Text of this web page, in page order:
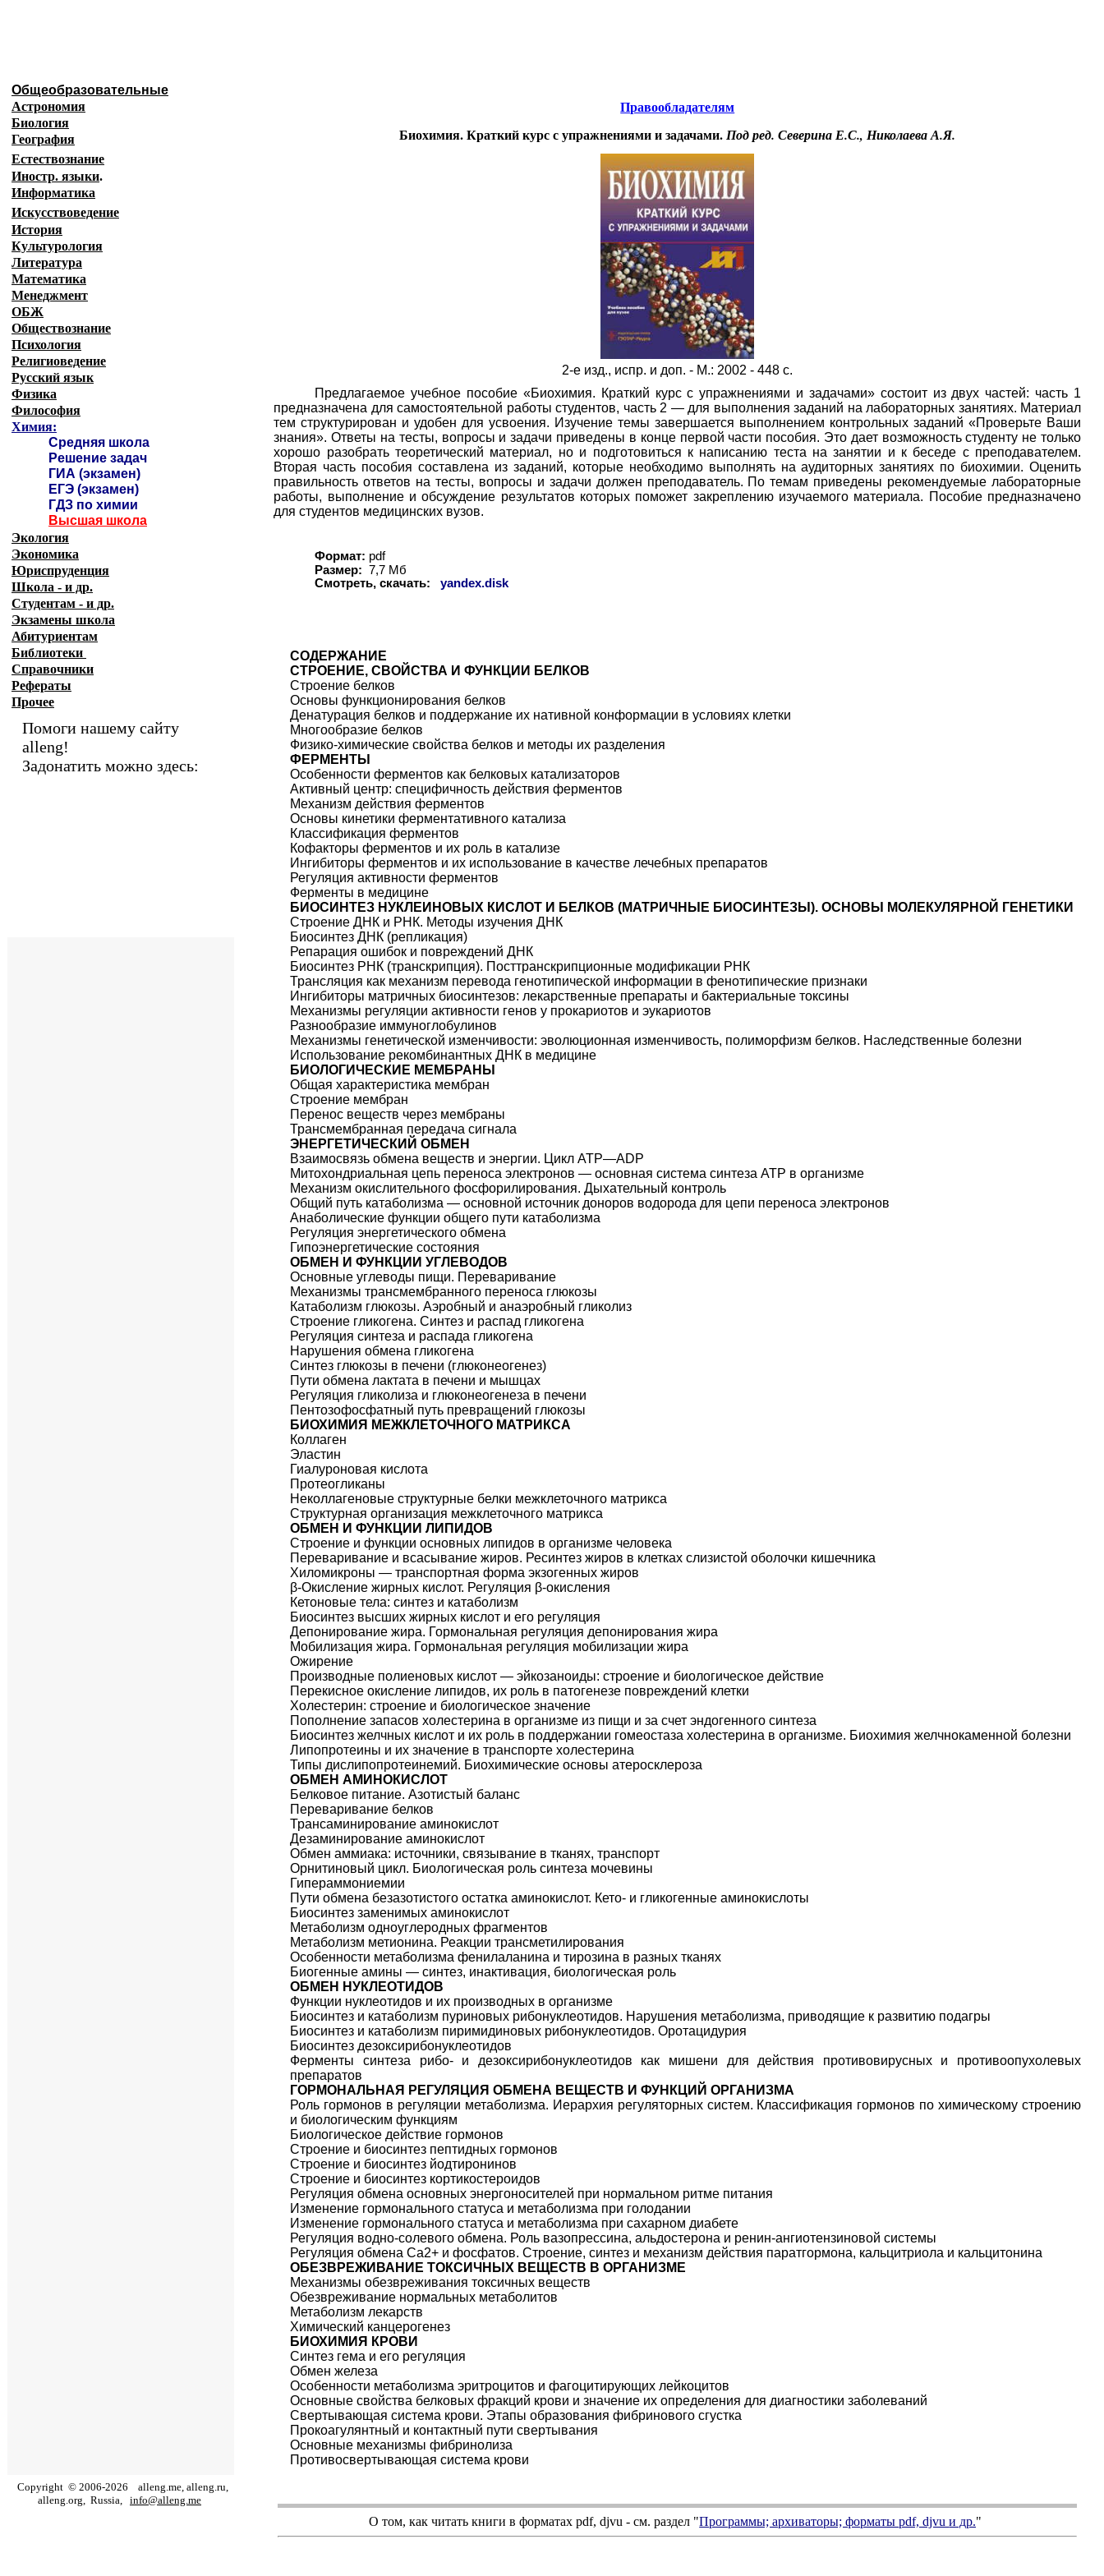
Правообладателям
Биохимия. Краткий курс с упражнениями и задачами.Под ред. Северина Е.С., Николаева А.Я.
2-е изд., испр. и доп. - М.: 2002 - 448 с.
Предлагаемое учебное пособие «Биохимия. Краткий курс с упражнениями и задачами» состоит из двух частей: часть 1
предназначена для самостоятельной работы студентов, часть 2 — для выполнения заданий на лабораторных занятиях. Материал
тем структурирован и удобен для усвоения. Изучение темы завершается выполнением контрольных заданий «Проверьте Ваши
знания». Ответы на тесты, вопросы и задачи приведены в конце первой части пособия. Это дает возможность студенту не только
хорошо разобрать теоретический материал, но и подготовиться к написанию теста на занятии и к беседе с преподавателем.
Вторая часть пособия составлена из заданий, которые необходимо выполнять на аудиторных занятиях по биохимии. Оценить
правильность ответов на тесты, вопросы и задачи должен преподаватель. По темам приведены рекомендуемые лабораторные
работы, выполнение и обсуждение результатов которых поможет закреплению изучаемого материала. Пособие предназначено
для студентов медицинских вузов.
Формат: pdf
Размер: 7,7 Мб
Смотреть, скачать:
yandex.disk
СОДЕРЖАНИЕ
СТРОЕНИЕ, СВОЙСТВА И ФУНКЦИИ БЕЛКОВ
Строение белков
Основы функционирования белков
Денатурация белков и поддержание их нативной конформации в условиях клетки
Многообразие белков
Физико-химические свойства белков и методы их разделения
ФЕРМЕНТЫ
Особенности ферментов как белковых катализаторов
Активный центр: специфичность действия ферментов
Механизм действия ферментов
Основы кинетики ферментативного катализа
Классификация ферментов
Кофакторы ферментов и их роль в катализе
Ингибиторы ферментов и их использование в качестве лечебных препаратов
Регуляция активности ферментов
Ферменты в медицине
БИОСИНТЕЗ НУКЛЕИНОВЫХ КИСЛОТ И БЕЛКОВ (МАТРИЧНЫЕ БИОСИНТЕЗЫ). ОСНОВЫ МОЛЕКУЛЯРНОЙ ГЕНЕТИКИ
Строение ДНК и РНК. Методы изучения ДНК
Биосинтез ДНК (репликация)
Репарация ошибок и повреждений ДНК
Биосинтез РНК (транскрипция). Посттранскрипционные модификации РНК
Трансляция как механизм перевода генотипической информации в фенотипические признаки
Ингибиторы матричных биосинтезов: лекарственные препараты и бактериальные токсины
Механизмы регуляции активности генов у прокариотов и эукариотов
Разнообразие иммуноглобулинов
Механизмы генетической изменчивости: эволюционная изменчивость, полиморфизм белков. Наследственные болезни
Использование рекомбинантных ДНК в медицине
БИОЛОГИЧЕСКИЕ МЕМБРАНЫ
Общая характеристика мембран
Строение мембран
Перенос веществ через мембраны
Трансмембранная передача сигнала
ЭНЕРГЕТИЧЕСКИЙ ОБМЕН
Взаимосвязь обмена веществ и энергии. Цикл ATP—ADP
Митохондриальная цепь переноса электронов — основная система синтеза АТР в организме
Механизм окислительного фосфорилирования. Дыхательный контроль
Общий путь катаболизма — основной источник доноров водорода для цепи переноса электронов
Анаболические функции общего пути катаболизма
Регуляция энергетического обмена
Гипоэнергетические состояния
ОБМЕН И ФУНКЦИИ УГЛЕВОДОВ
Основные углеводы пищи. Переваривание
Механизмы трансмембранного переноса глюкозы
Катаболизм глюкозы. Аэробный и анаэробный гликолиз
Строение гликогена. Синтез и распад гликогена
Регуляция синтеза и распада гликогена
Нарушения обмена гликогена
Синтез глюкозы в печени (глюконеогенез)
Пути обмена лактата в печени и мышцах
Регуляция гликолиза и глюконеогенеза в печени
Пентозофосфатный путь превращений глюкозы
БИОХИМИЯ МЕЖКЛЕТОЧНОГО МАТРИКСА
Коллаген
Эластин
Гиалуроновая кислота
Протеогликаны
Неколлагеновые структурные белки межклеточного матрикса
Структурная организация межклеточного матрикса
ОБМЕН И ФУНКЦИИ ЛИПИДОВ
Строение и функции основных липидов в организме человека
Переваривание и всасывание жиров. Ресинтез жиров в клетках слизистой оболочки кишечника
Хиломикроны — транспортная форма экзогенных жиров
β-Окисление жирных кислот. Регуляция β-окисления
Кетоновые тела: синтез и катаболизм
Биосинтез высших жирных кислот и его регуляция
Депонирование жира. Гормональная регуляция депонирования жира
Мобилизация жира. Гормональная регуляция мобилизации жира
Ожирение
Производные полиеновых кислот — эйкозаноиды: строение и биологическое действие
Перекисное окисление липидов, их роль в патогенезе повреждений клетки
Холестерин: строение и биологическое значение
Пополнение запасов холестерина в организме из пищи и за счет эндогенного синтеза
Биосинтез желчных кислот и их роль в поддержании гомеостаза холестерина в организме. Биохимия желчнокаменной болезни
Липопротеины и их значение в транспорте холестерина
Типы дислипопротеинемий. Биохимические основы атеросклероза
ОБМЕН АМИНОКИСЛОТ
Белковое питание. Азотистый баланс
Переваривание белков
Трансаминирование аминокислот
Дезаминирование аминокислот
Обмен аммиака: источники, связывание в тканях, транспорт
Орнитиновый цикл. Биологическая роль синтеза мочевины
Гипераммониемии
Пути обмена безазотистого остатка аминокислот. Кето- и гликогенные аминокислоты
Биосинтез заменимых аминокислот
Метаболизм одноуглеродных фрагментов
Метаболизм метионина. Реакции трансметилирования
Особенности метаболизма фенилаланина и тирозина в разных тканях
Биогенные амины — синтез, инактивация, биологическая роль
ОБМЕН НУКЛЕОТИДОВ
Функции нуклеотидов и их производных в организме
Биосинтез и катаболизм пуриновых рибонуклеотидов. Нарушения метаболизма, приводящие к развитию подагры
Биосинтез и катаболизм пиримидиновых рибонуклеотидов. Оротацидурия
Биосинтез дезоксирибонуклеотидов
Ферменты синтеза рибо- и дезоксирибонуклеотидов как мишени для действия противовирусных и противоопухолевых
препаратов
ГОРМОНАЛЬНАЯ РЕГУЛЯЦИЯ ОБМЕНА ВЕЩЕСТВ И ФУНКЦИЙ ОРГАНИЗМА
Роль гормонов в регуляции метаболизма. Иерархия регуляторных систем. Классификация гормонов по химическому строению
и биологическим функциям
Биологическое действие гормонов
Строение и биосинтез пептидных гормонов
Строение и биосинтез йодтиронинов
Строение и биосинтез кортикостероидов
Регуляция обмена основных энергоносителей при нормальном ритме питания
Изменение гормонального статуса и метаболизма при голодании
Изменение гормонального статуса и метаболизма при сахарном диабете
Регуляция водно-солевого обмена. Роль вазопрессина, альдостерона и ренин-ангиотензиновой системы
Регуляция обмена Са2+ и фосфатов. Строение, синтез и механизм действия паратгормона, кальцитриола и кальцитонина
ОБЕЗВРЕЖИВАНИЕ ТОКСИЧНЫХ ВЕЩЕСТВ В ОРГАНИЗМЕ
Механизмы обезвреживания токсичных веществ
Обезвреживание нормальных метаболитов
Метаболизм лекарств
Химический канцерогенез
БИОХИМИЯ КРОВИ
Синтез гема и его регуляция
Обмен железа
Особенности метаболизма эритроцитов и фагоцитирующих лейкоцитов
Основные свойства белковых фракций крови и значение их определения для диагностики заболеваний
Свертывающая система крови. Этапы образования фибринового сгустка
Прокоагулянтный и контактный пути свертывания
Основные механизмы фибринолиза
Противосвертывающая система крови
О том, как читать книги в форматахpdf,djvu - см. раздел "Программы; архиваторы; форматыpdf, djvuи др."
Общеобразовательные
Астрономия
Биология
География
Естествознание
Иностр. языки.
Информатика
Искусствоведение
История
Культурология
Литература
Математика
Менеджмент
ОБЖ
Обществознание
Психология
Религиоведение
Русский язык
Физика
Философия
Химия:
Средняя школа
Решение задач
ГИА (экзамен)
ЕГЭ (экзамен)
ГДЗ по химии
Высшая школа
Экология
Экономика
Юриспруденция
Школа - и др.
Студентам - и др.
Экзамены школа
Абитуриентам
Библиотеки
Справочники
Рефераты
Прочее
Помоги нашему сайту
alleng!
Задонатить можно здесь:
Copyright © 2006-2026
alleng.me, alleng.ru,
alleng.org, Russia, info@alleng.me